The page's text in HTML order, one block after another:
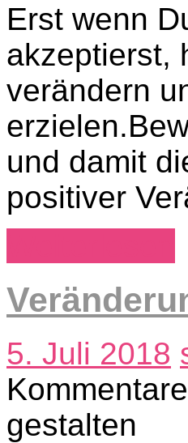
Erst wenn
akzeptierst,
verändern
und damit
positiver
5. Juli 2018
gestalten